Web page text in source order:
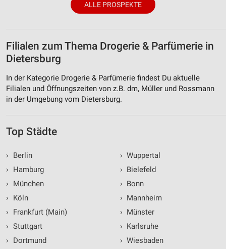
ALLE PROSPEKTE
Filialen zum Thema Drogerie & Parfümerie in
Dietersburg
In der Kategorie Drogerie & Parfümerie findest Du aktuelle
Filialen und Öffnungszeiten von z.B. dm, Müller und Rossmann
in der Umgebung vom Dietersburg.
Top Städte
›
Berlin
›
Hamburg
›
München
›
Köln
›
Frankfurt (Main)
› Stuttgart
›
Dortmund
› Wuppertal
› Bielefeld
› Bonn
› Mannheim
› Münster
› Karlsruhe
› Wiesbaden